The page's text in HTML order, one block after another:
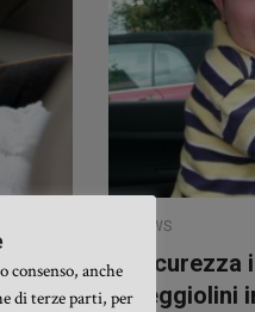
NEWS
seggiolini
anche
di terze parti, per